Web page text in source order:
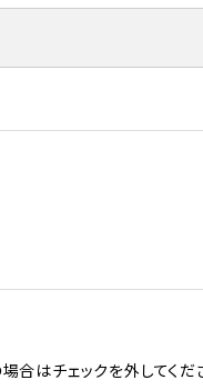
はチェックを外してくだ